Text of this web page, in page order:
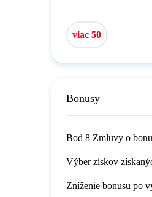
viac 50
Bonusy
Bod 8 Zmluvy o
Výber ziskov
Zníženie bonusu po